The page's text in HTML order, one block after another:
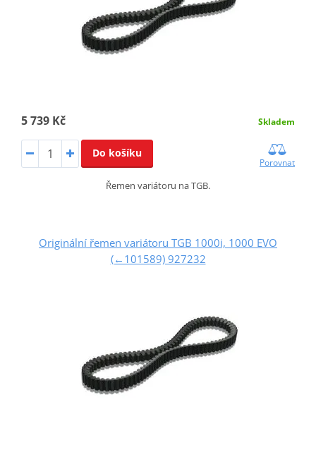
5 739 Kč Skladem
Do košíku
Porovnat
Řemen variátoru na TGB.
Originální řemen variátoru TGB 1000i, 1000 EVO
(←101589) 927232